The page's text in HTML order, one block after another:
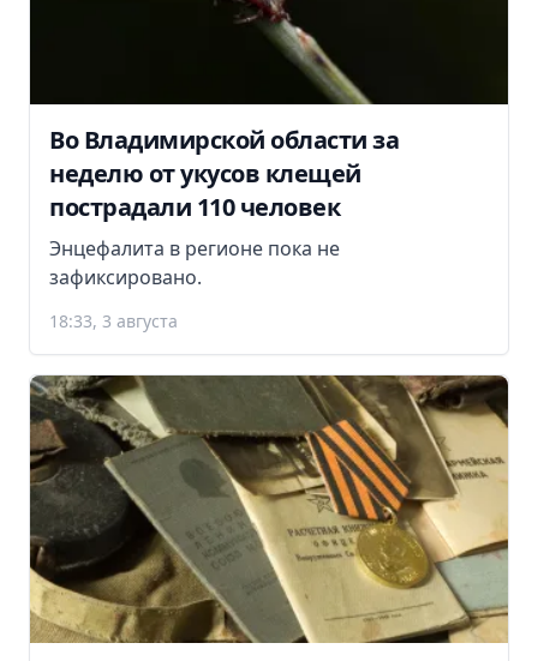
Во Владимирской области за
неделю от укусов клещей
пострадали 110 человек
Энцефалита в регионе пока не
зафиксировано.
18:33, 3 августа